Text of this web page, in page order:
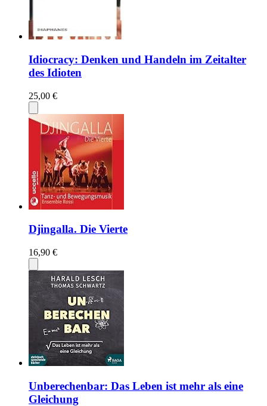
Idiocracy: Denken und Handeln im Zeitalter
des Idioten
25,00 €
Djingalla. Die Vierte
16,90 €
Unberechenbar: Das Leben ist mehr als eine
Gleichung